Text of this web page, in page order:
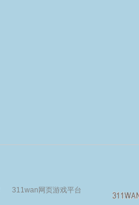
311wan网页游戏平台